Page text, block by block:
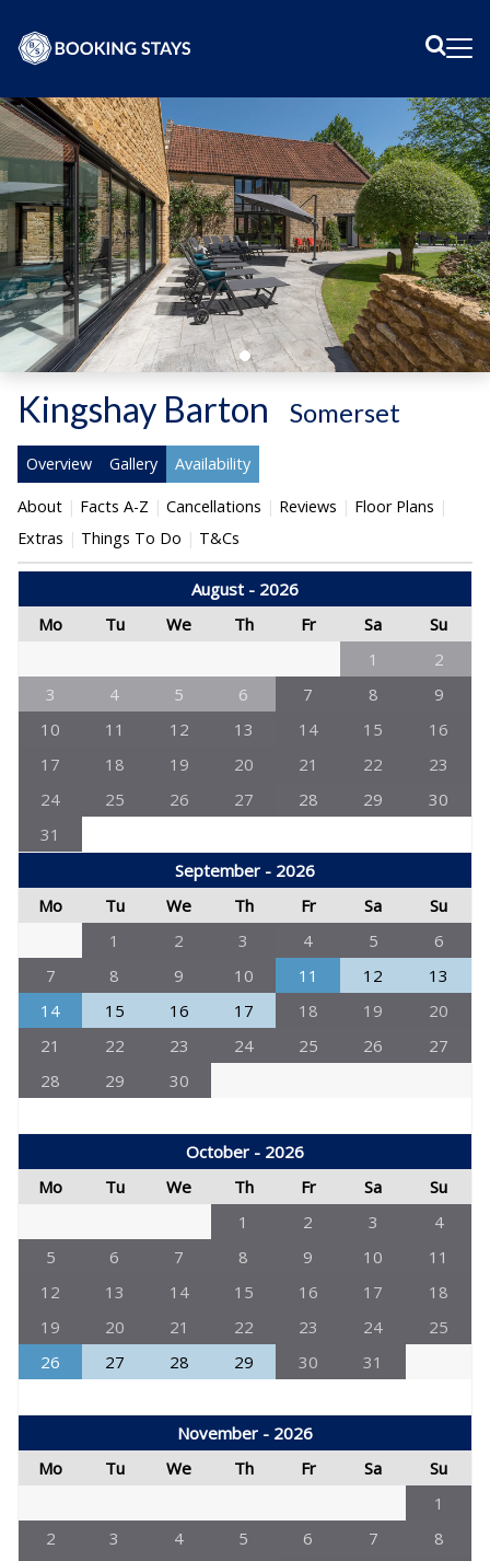
Kingshay Barton Somerset
Overview Gallery Availability
About Facts A-Z Cancellations Reviews
Floor Plans
Extras
Things To Do T&Cs
August - 2026
Mo
Tu We Th Fr Sa
Su
1
2
3
4 5 6 7 8
9
10
11 12 13 14 15
16
17
18 19 20 21 22
23
24
25 26 27 28 29
30
31
September - 2026
Mo
Tu We Th Fr Sa
Su
1
2 3 4 5
6
7
8 9 10 11 12
13
14
15 16 17 18 19
20
21
22 23 24 25 26
27
28
29 30
October - 2026
Mo
Tu We Th Fr Sa
Su
1
2 3
4
5
6 7 8 9 10
11
12
13 14 15 16 17
18
19
20 21 22 23 24
25
26
27 28 29 30 31
November - 2026
Mo
Tu We Th Fr Sa
Su
1
2
3 4 5 6 7
8